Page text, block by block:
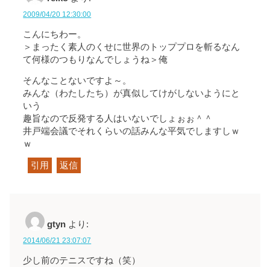
2009/04/20 12:30:00
こんにちわー。
＞まったく素人のくせに世界のトッププロを斬るなん
て何様のつもりなんでしょうね＞俺
そんなことないですよ～。
みんな（わたしたち）が真似してけがしないようにと
いう
趣旨なので反発する人はいないでしょぉぉ＾＾
井戸端会議でそれくらいの話みんな平気でしますしｗ
ｗ
引用 返信
gtyn より:
2014/06/21 23:07:07
少し前のテニスですね（笑）